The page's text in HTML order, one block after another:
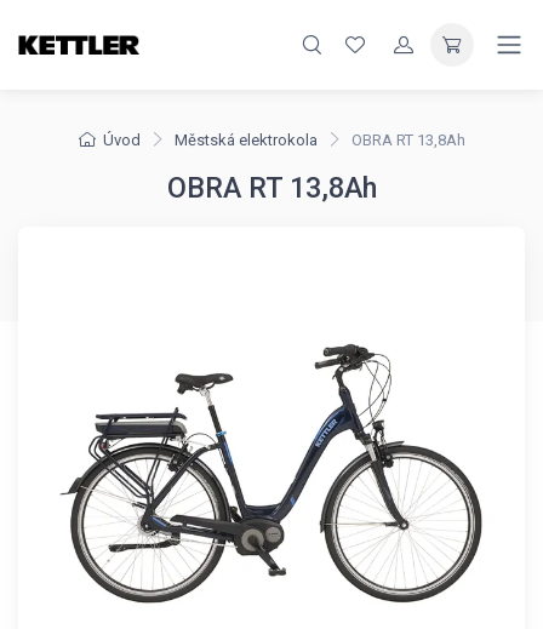
Úvod Městská elektrokola OBRA RT 13,8Ah
OBRA RT 13,8Ah